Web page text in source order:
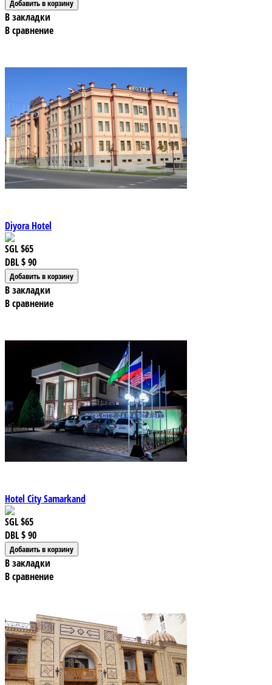
В закладки
В сравнение
Diyora Hotel
SGL$65
DBL$ 90
В закладки
В сравнение
Hotel City Samarkand
SGL$65
DBL$ 90
В закладки
В сравнение